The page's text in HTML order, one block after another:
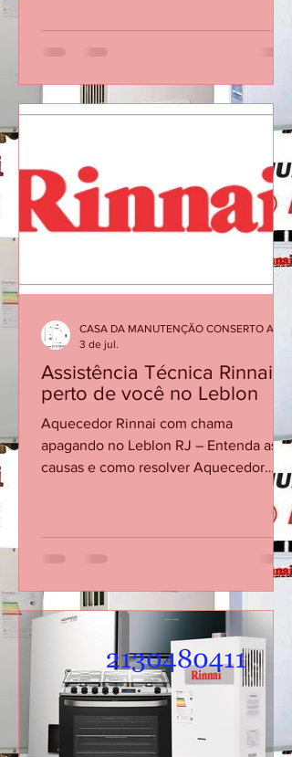
no sistema de ignição. Checklist
Confirme a polaridade e se as pilhas
compartimento estão limpos e firmes.
Abra a água quente e confirme se há
vazão/pressão suficientes para acionar.
Cheque se o registro de gás está
Assistência Técnica Rinnai
perto de você no Leblon
Aquecedor Rinnai com chama
apagando no Leblon RJ – Entenda as
aquecedor Rinnai Leblon Manutenção
de aquecedor Rinnai RJ Técnico Rinnai
Leblon O aquecedor Rinnai pode
apresentar falhas em que a chama se
apaga durante o funcionamento,
interrompendo o aquecimento da água.
Esse problema pode estar relacionado
ao sensor de chama, fluxo de água
insuficiente, alimentação de gás, exa
3 de jul.